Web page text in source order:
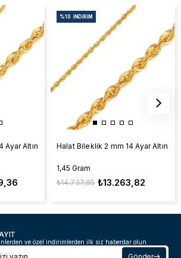
Ayar Altın Halat Bileklik 2 mm 14 Ayar Altın
1,45 Gram
₺13.263,82
₺14.737,85
%10 İNDIRIM
ve özel indirimlerden ilk siz haberdar olun.